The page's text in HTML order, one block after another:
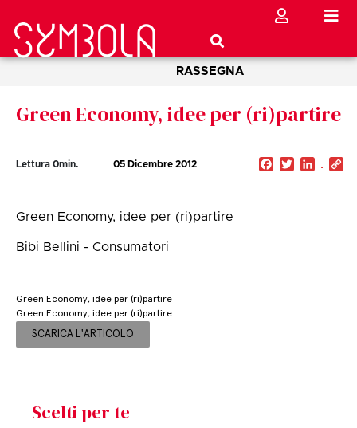
RASSEGNA
Green Economy, idee per (ri)partire
Lettura 0min. 05 Dicembre 2012 Facebook
Twitter
Green Economy, idee per (ri)partire
Bibi Bellini - Consumatori
Green Economy, idee per (ri)partire
Green Economy, idee per (ri)partire
SCARICA L'ARTICOLO
Scelti per te